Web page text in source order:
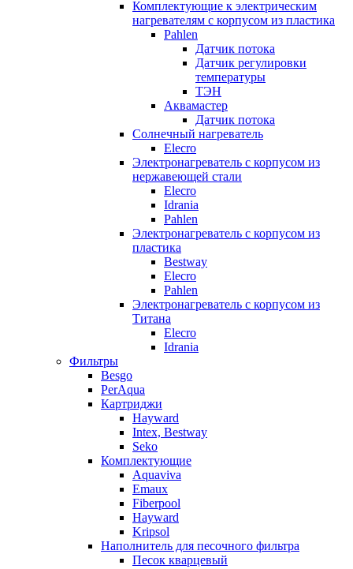
Комплектующие к электрическим
нагревателям с корпусом из пластика
Pahlen
Датчик потока
Датчик регулировки
температуры
ТЭН
Аквамастер
Датчик потока
Солнечный нагреватель
Elecro
Электронагреватель с корпусом из
нержавеющей стали
Elecro
Idrania
Pahlen
Электронагреватель с корпусом из
пластика
Bestway
Elecro
Pahlen
Электронагреватель с корпусом из
Титана
Elecro
Idrania
Фильтры
Besgo
PerAqua
Картриджи
Hayward
Intex, Bestway
Seko
Комплектующие
Aquaviva
Emaux
Fiberpool
Hayward
Kripsol
Наполнитель для песочного фильтра
Песок кварцевый